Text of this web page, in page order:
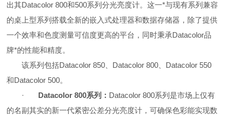
出其Datacolor 800和500系列分光亮度计。这一*与现有系列兼容
的桌上型系列搭载全新的嵌入式处理器和数据存储器，除了提供
一个效率和色度测量可信度更高的平台，同时秉承Datacolor品
牌*的性能和精度。
该系列包括Datacolor 850、Datacolor 800、Datacolor 550
和Datacolor 500。
· Datacolor 800系列： Datacolor 800系列是市场上仅有
的名副其实的新一代紧密公差分光亮度计，可确保色彩能实现数